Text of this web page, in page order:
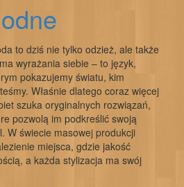
to dziś nie tylko odzież, ale także
wyrażania siebie – to język,
pokazujemy światu, kim
Właśnie dlatego coraz więcej
szuka oryginalnych rozwiązań,
pozwolą im podkreślić swoją
W świecie masowej produkcji
miejsca, gdzie jakość
a każda stylizacja ma swój